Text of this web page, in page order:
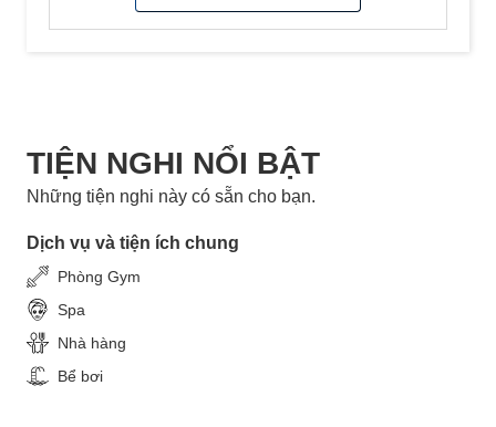
TIỆN NGHI NỔI BẬT
Những tiện nghi này có sẵn cho bạn.
Dịch vụ và tiện ích chung
Phòng Gym
Spa
Nhà hàng
Bể bơi